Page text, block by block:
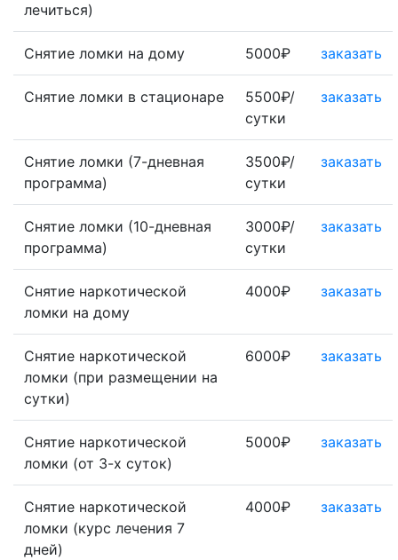
лечиться)
Снятие ломки на дому 5000₽ заказать
Снятие ломки в стационаре
5500₽/
сутки
заказать
Снятие ломки (7-дневная
программа)
3500₽/
сутки
заказать
Снятие ломки (10-дневная
программа)
3000₽/
сутки
заказать
Снятие наркотической
ломки на дому
4000₽ заказать
Снятие наркотической
ломки (при размещении на
сутки)
6000₽ заказать
Снятие наркотической
ломки (от 3-х суток)
5000₽ заказать
Снятие наркотической
ломки (курс лечения 7
дней)
4000₽ заказать